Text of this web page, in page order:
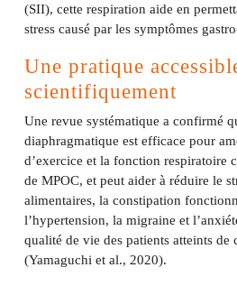
(SII), cette respiration aide en
stress causé par les symptômes
Une pratique
scientifiquement
Une revue systématique a confirmé
diaphragmatique est efficace pour
d’exercice et la fonction respiratoire
de MPOC, et peut aider à réduire le
alimentaires, la constipation
l’hypertension, la migraine et
qualité de vie des patients atteints de
(Yamaguchi et al., 2020).